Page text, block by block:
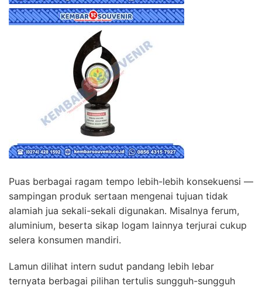
Puas berbagai ragam tempo lebih-lebih konsekuensi —
sampingan produk sertaan mengenai tujuan tidak
alamiah jua sekali-sekali digunakan. Misalnya ferum,
aluminium, beserta sikap logam lainnya terjurai cukup
selera konsumen mandiri.
Lamun dilihat intern sudut pandang lebih lebar
ternyata berbagai pilihan tertulis sungguh-sungguh